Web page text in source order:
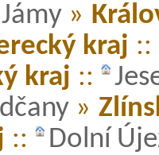
Jámy »
kraj ::
kraj ::
»
::
Dolní